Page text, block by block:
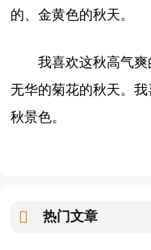
的、金黄色的秋天。
我喜欢这秋高气
无华的菊花的秋天。
秋景色。
热门文章